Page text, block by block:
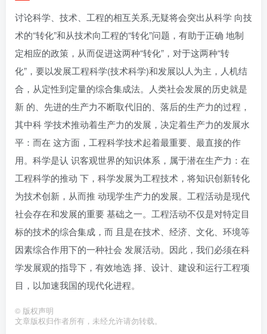
讨论科学、技术、工程的相互关系,无疑将会突出从科学 向技
术的“转化”和从技术向工程的“转化”问题，有助于正确 地制
定相应的政策，从而促进这两种“转化”，对于这两种“转
化”，要以发展工程科学(技术科学)和发展以人为主，人机结
合，从定性到定量的综合集成法。人类社会发展的历史就是
新 的、先进的生产力不断取代旧的、落后的生产力的过程，
其中科 学技术推动着生产力的发展，决定着生产力的发展水
平：而在 这方面，工程科学技术起着最重要、最直接的作
用。科学是认 识客观世界的知识体系，属于潜在生产力：在
工程科学的推动 下，科学发展为工程技术，将知识创新转化
为技术创新，从而推 动现学生产力的发展。工程活动是现代
社会存在和发展的重要 基础之一。工程活动不仅是对特定目
标的技术的综合集成，而 且是在技术、经济、文化、环境等
因素综合作用下的一种社会 发展活动。因此，我们必须在科
学发展观的指导下，有效地选 择、设计、建设和运行工程项
目，以加速我国的现代化进程。
© 版权声明
文章版权归作者所有，未经允许请勿转载。